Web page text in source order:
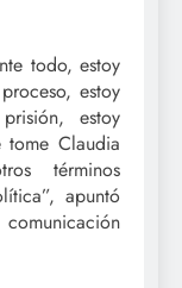
todo, estoy
estoy
estoy
tome Claudia
términos
apuntó